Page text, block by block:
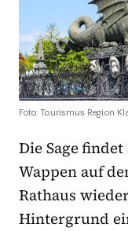
Foto: Tourismus Region
Die Sage
Wappen auf
Rathaus
Hintergrund